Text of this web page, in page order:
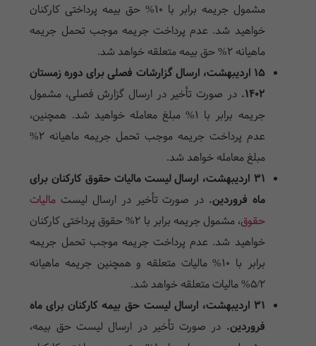
مشمول جریمه برابر با ۱۰% حق بیمه پرداختی کارکنان
خواهید شد. عدم پرداخت جریمه موجب تحمل جریمه
ماهیانه ۲% حق بیمه متعلقه خواهد شد.
۱۵ اردیبهشت، ارسال گزارشات فصلی برای دوره زمستان
۱۴۰۲. در صورت تأخیر در ارسال گزارش فصلی، مشمول
جریمه برابر با ۱% مبلغ معامله خواهید شد. همچنین،
عدم پرداخت جریمه موجب تحمل جریمه ماهیانه ۲%
مبلغ معامله خواهد شد.
۳۱ اردیبهشت، ارسال لیست مالیات حقوق کارکنان برای
ماه فروردین. در صورت تأخیر در ارسال لیست مالیات
حقوق
، مشمول جریمه برابر با ۲% حقوق پرداختی کارکنان
خواهید شد. عدم پرداخت جریمه موجب تحمل جریمه
برابر با ۱۰% مالیات متعلقه و همچنین جریمه ماهیانه
۵/۲% مالیات متعلقه خواهد شد.
۳۱ اردیبهشت، ارسال لیست حق بیمه کارکنان برای ماه
فروردین. در صورت تأخیر در ارسال لیست حق بیمه،